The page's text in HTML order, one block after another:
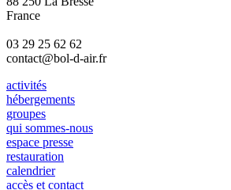
France
03 29 25 62 62
contact@bol-d-air.fr
activités
hébergements
groupes
qui sommes-nous
espace presse
restauration
calendrier
accès et contact